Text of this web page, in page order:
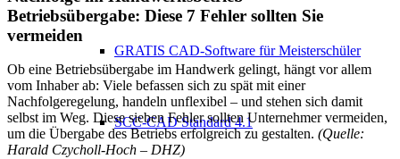
GRATIS CAD-Software für Meisterschüler
SCC-CAD Standard 4.1
Betriebsübergabe: Diese 7 Fehler sollten Sie
vermeiden
Ob eine Betriebsübergabe im Handwerk gelingt, hängt vor allem
vom Inhaber ab: Viele befassen sich zu spät mit einer
Nachfolgeregelung, handeln unflexibel – und stehen sich damit
selbst im Weg. Diese sieben Fehler sollten Unternehmer vermeiden,
um die Übergabe des Betriebs erfolgreich zu gestalten. (Quelle:
Harald Czycholl-Hoch – DHZ)